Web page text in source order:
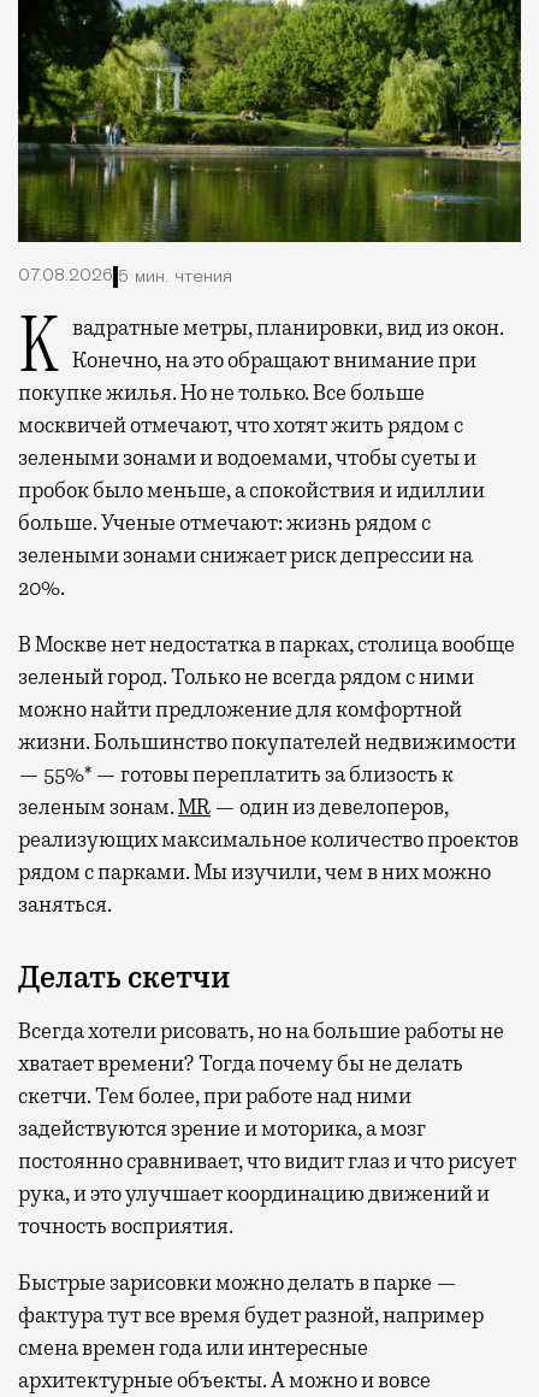
07.08.2026 5 мин. чтения
Квадратные метры, планировки, вид из окон. Конечно, на это обращают внимание при
покупке жилья. Но не только. Все больше
москвичей отмечают, что хотят жить рядом с
зелеными зонами и водоемами, чтобы суеты и
пробок было меньше, а спокойствия и идиллии
больше. Ученые отмечают: жизнь рядом с
зелеными зонами снижает риск депрессии на
20%.
В Москве нет недостатка в парках, столица вообще
зеленый город. Только не всегда рядом с ними
можно найти предложение для комфортной
жизни. Большинство покупателей недвижимости
— 55%* — готовы переплатить за близость к
зеленым зонам.MR — один из девелоперов,
реализующих максимальное количество проектов
рядом с парками. Мы изучили, чем в них можно
заняться.
Делать скетчи
Всегда хотели рисовать, но на большие работы не
хватает времени? Тогда почему бы не делать
скетчи. Тем более, при работе над ними
задействуются зрение и моторика, а мозг
постоянно сравнивает, что видит глаз и что рисует
рука, и это улучшает координацию движений и
точность восприятия.
Быстрые зарисовки можно делать в парке —
фактура тут все время будет разной, например
смена времен года или интересные
архитектурные объекты. А можно и вовсе